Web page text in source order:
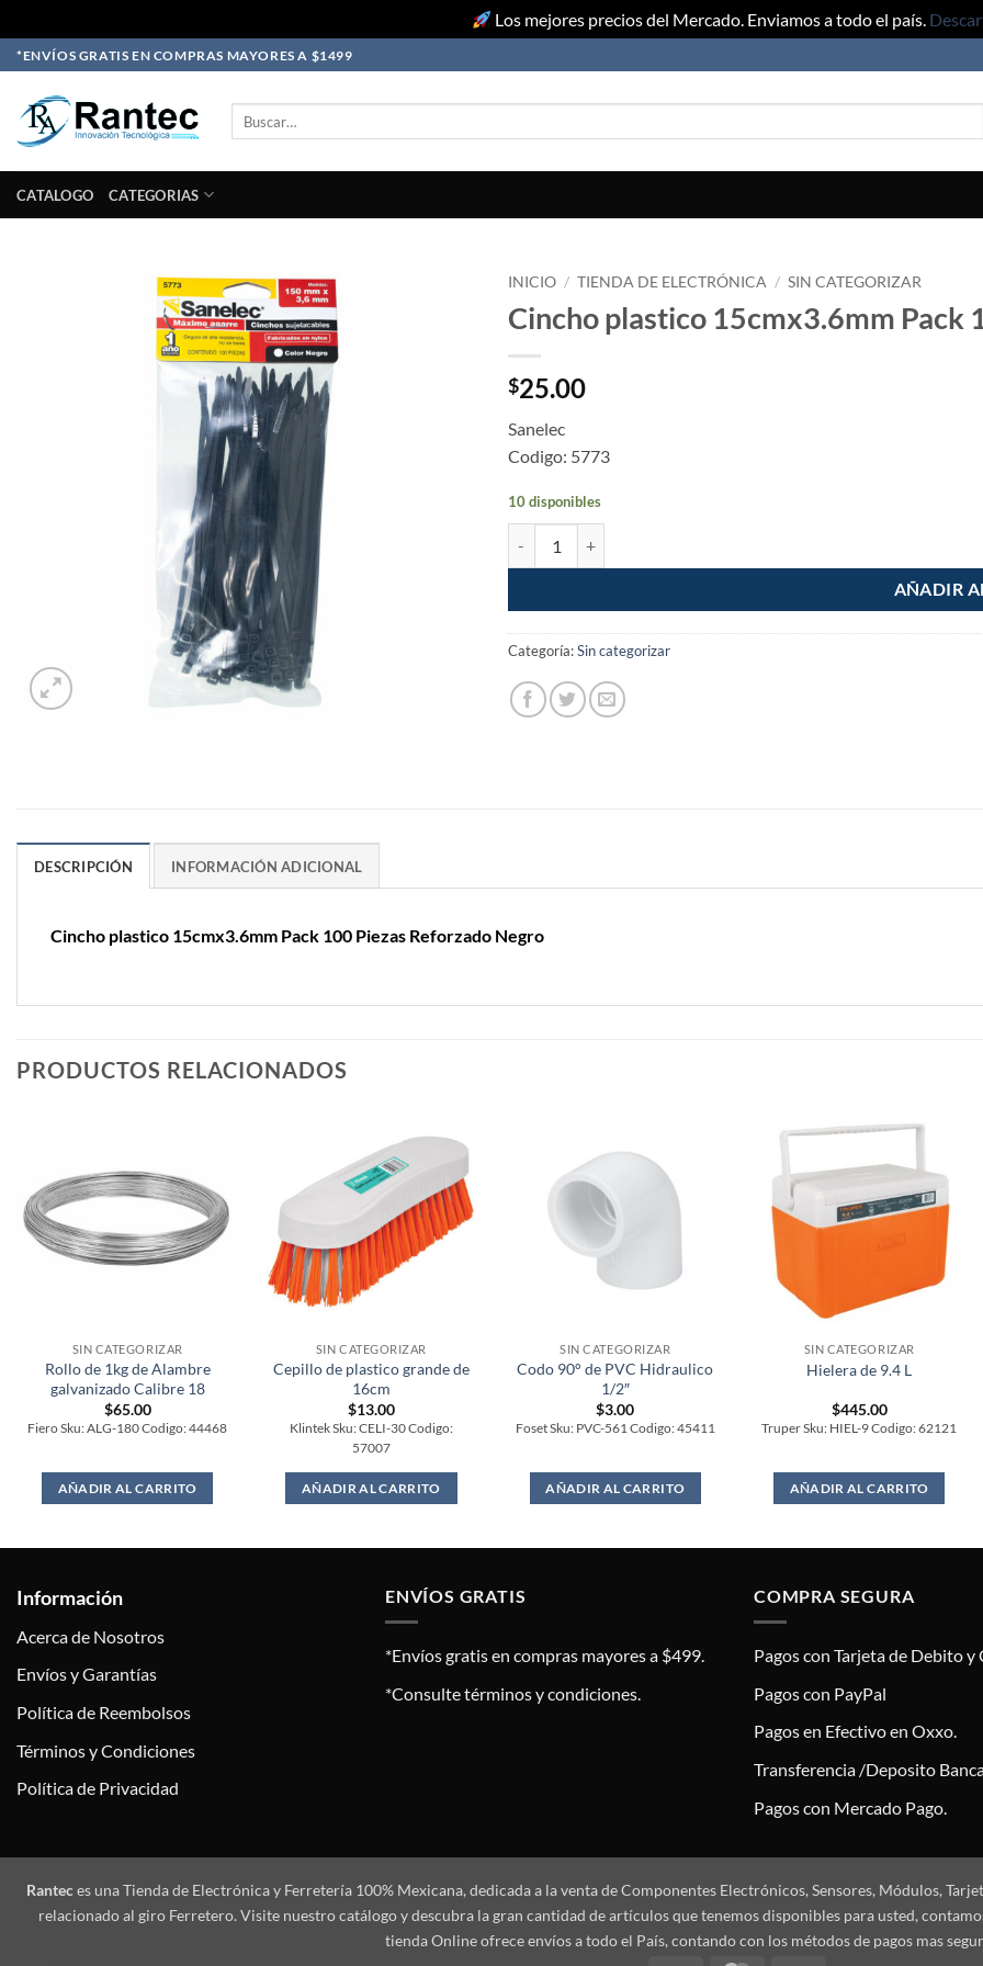
Los mejores precios del Mercado. Enviamos a todo el país.
Skip
to
content
*ENVÍOS GRATIS EN COMPRAS MAYORES A $1499
CATALOGO CATEGORIAS
INICIO / TIENDA DE ELECTRÓNICA / SIN CATEGORIZAR
Cincho plastico 15cmx3.6mm Pack
$25.00
Sanelec
Codigo: 5773
10 disponibles
AÑADIR
Categoría:Sin categorizar
DESCRIPCIÓN INFORMACIÓN ADICIONAL
Cincho plastico 15cmx3.6mm Pack 100 Piezas Reforzado Negro
PRODUCTOS RELACIONADOS
SIN CATEGORIZAR
Rollo de 1kg de Alambre
galvanizado Calibre 18
$65.00
Fiero Sku: ALG-180 Codigo: 44468
AÑADIR AL CARRITO
SIN CATEGORIZAR
Cepillo de plastico grande de
16cm
$13.00
Klintek Sku: CELI-30 Codigo:
57007
AÑADIR AL CARRITO
SIN CATEGORIZAR
Codo 90° de PVC Hidraulico
1/2″
$3.00
Foset Sku: PVC-561 Codigo: 45411
AÑADIR AL CARRITO
SIN CATEGORIZAR
Hielera de 9.4 L
$445.00
Truper Sku: HIEL-9 Codigo: 62121
AÑADIR AL CARRITO
Información
Acerca de Nosotros
Envíos y Garantías
Política de Reembolsos
Términos y Condiciones
Política de Privacidad
ENVÍOS GRATIS
*Envíos gratis en compras mayores a $499.
*Consulte términos y condiciones.
COMPRA SEGURA
Pagos con Tarjeta de Debito y
Pagos con PayPal
Pagos en Efectivo en Oxxo.
Transferencia /Deposito
Pagos con Mercado Pago.
Ranteces una Tienda de Electrónica y Ferretería 100% Mexicana, dedicada a la venta de Componentes Electrónicos, Sensores, Módulos,
relacionado al giro Ferretero. Visite nuestro catálogo y descubra la gran cantidad de artículos que tenemos disponibles para usted,
tienda Online ofrece envíos a todo el País, contando con los métodos de pagos mas